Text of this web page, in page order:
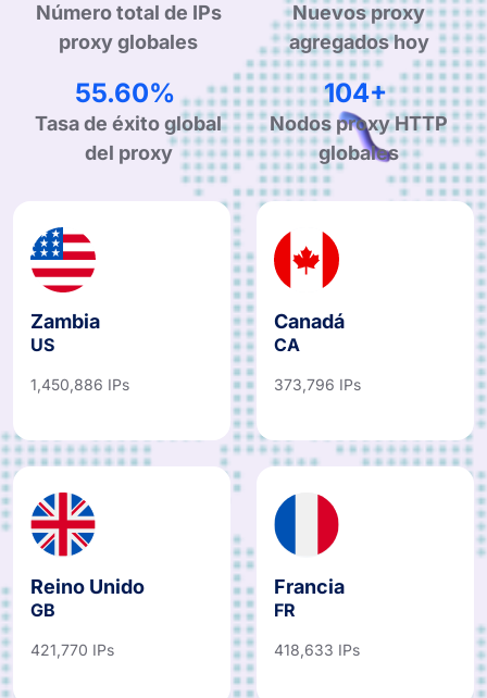
Número total de IPs
proxy globales
Nuevos proxy
agregados hoy
99.90%
Tasa de éxito global
del proxy
190+
Nodos proxy HTTP
globales
Zambia
US
1,450,886 IPs
Canadá
CA
373,796 IPs
Reino Unido
GB
421,770 IPs
Francia
FR
418,633 IPs